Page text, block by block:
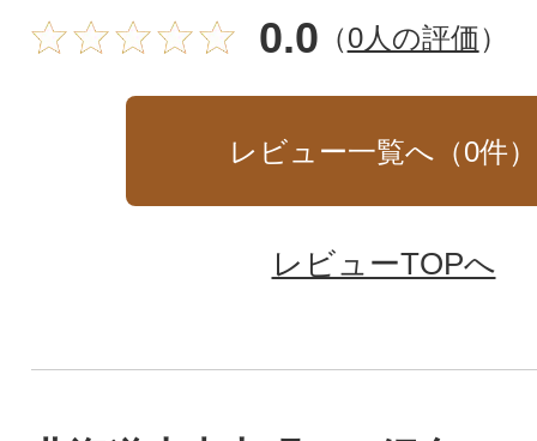
0.0 （0人の評価）
レビュー一覧へ（0件）
レビューTOPへ